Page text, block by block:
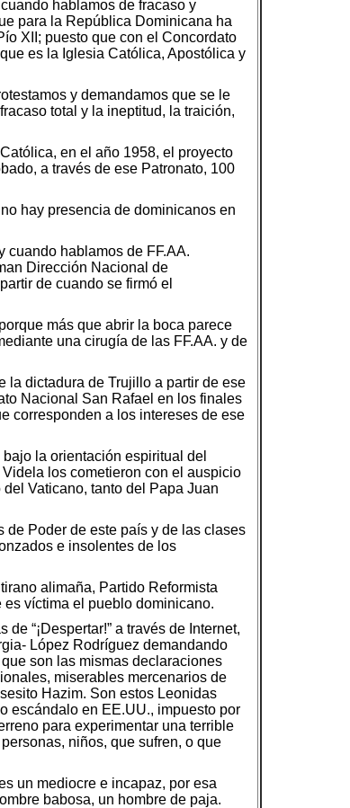
hablamos de fracaso y
para la República Dominicana ha
XII; puesto que con el Concordato
es la Iglesia Católica, Apostólica y
y demandamos que se le
total y la ineptitud, la traición,
en el año 1958, el proyecto
a través de ese Patronato, 100
hay presencia de dominicanos en
cuando hablamos de FF.AA.
Dirección Nacional de
de cuando se firmó el
más que abrir la boca parece
una cirugía de las FF.AA. y de
la dictadura de Trujillo a partir de ese
Nacional San Rafael en los finales
corresponden a los intereses de ese
la orientación espiritual del
los cometieron con el auspicio
Vaticano, tanto del Papa Juan
de Poder de este país y de las clases
e insolentes de los
alimaña, Partido Reformista
víctima el pueblo dominicano.
“¡Despertar!” a través de Internet,
López Rodríguez demandando
son las mismas declaraciones
miserables mercenarios de
Hazim. Son estos Leonidas
escándalo en EE.UU., impuesto por
para experimentar una terrible
niños, que sufren, o que
un mediocre e incapaz, por esa
babosa, un hombre de paja.